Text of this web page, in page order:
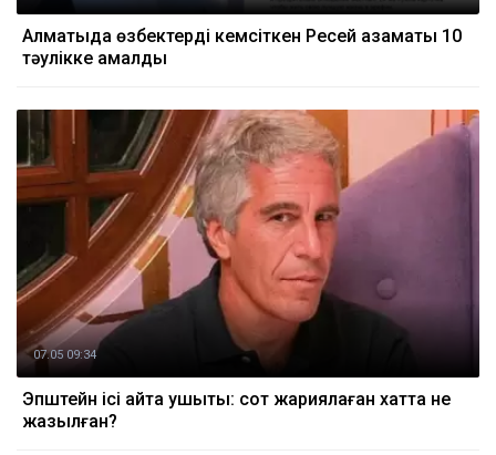
Алматыда өзбектерді кемсіткен Ресей азаматы 10
тәулікке қамалды
07.05 09:34
Эпштейн ісі қайта ушықты: сот жариялаған хатта не
жазылған?